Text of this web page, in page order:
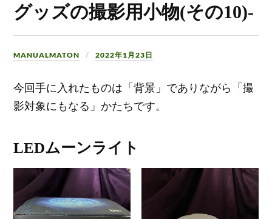
グッズの撮影用小物(その10)-
MANUALMATON 2022年1月23日
今回手に入れたものは「背景」でありながら「撮
影対象にもなる」かたちです。
LEDムーンライト